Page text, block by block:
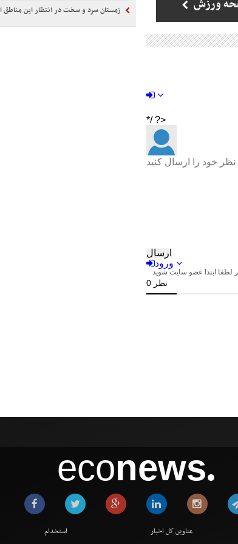
ورزش زمستان سرد و سخت در انتظار این مناطق
econews●
عناوین کل اخبار
استخدام